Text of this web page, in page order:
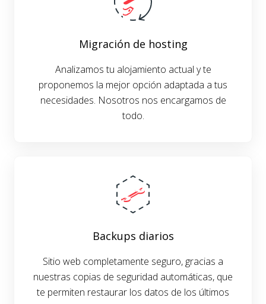
Migración de hosting
Analizamos tu alojamiento actual y te
proponemos la mejor opción adaptada a tus
necesidades. Nosotros nos encargamos de
todo.
Backups diarios
Sitio web completamente seguro, gracias a
nuestras copias de seguridad automáticas, que
te permiten restaurar los datos de los últimos